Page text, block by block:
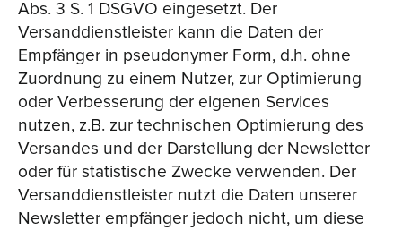
Abs. 3 S. 1 DSGVO eingesetzt. Der
Versanddienstleister kann die Daten der
Empfänger in pseudonymer Form, d.h. ohne
Zuordnung zu einem Nutzer, zur Optimierung
oder Verbesserung der eigenen Services
nutzen, z.B. zur technischen Optimierung des
Versandes und der Darstellung der Newsletter
oder für statistische Zwecke verwenden. Der
Versanddienstleister nutzt die Daten unserer
Newsletter empfänger jedoch nicht, um diese